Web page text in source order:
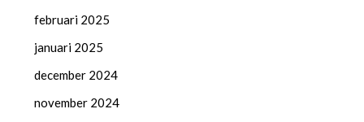
februari 2025
januari 2025
december 2024
november 2024